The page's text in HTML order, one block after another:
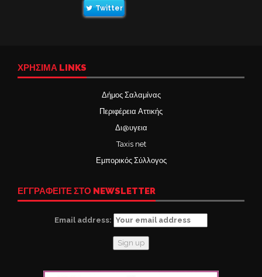
Twitter
ΧΡΉΣΙΜΑ LINKS
Δήμος Σαλαμίνας
Περιφέρεια Αττικής
Δι@υγεια
Taxis net
Εμπορικός Σύλλογος
ΕΓΓΡΑΦΕΙΤΕ ΣΤΟ NEWSLETTER
Email address: